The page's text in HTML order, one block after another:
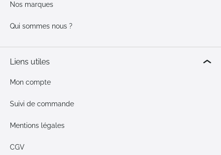
Nos marques
Qui sommes nous ?
Liens utiles
Mon compte
Suivi de commande
Mentions légales
CGV